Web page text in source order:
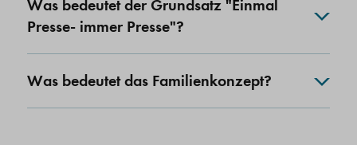
Was bedeutet der Grundsatz "Einmal
Presse- immer Presse"?
Was bedeutet das Familienkonzept?